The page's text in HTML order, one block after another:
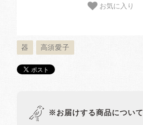
お気に入り
器 高須愛子
※お届けする商品について